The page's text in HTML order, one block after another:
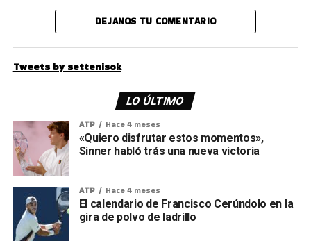
DEJANOS TU COMENTARIO
Tweets by settenisok
LO ÚLTIMO
ATP Hace 4 meses
«Quiero disfrutar estos momentos»,
Sinner habló trás una nueva victoria
ATP Hace 4 meses
El calendario de Francisco Cerúndolo en la
gira de polvo de ladrillo